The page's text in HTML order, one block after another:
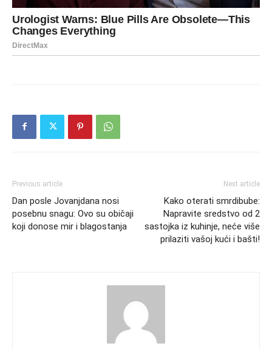
Previous article
Dan posle Jovanjdana nosi
posebnu snagu: Ovo su običaji
koji donose mir i blagostanja
Next article
Kako oterati smrdibube:
Napravite sredstvo od 2
sastojka iz kuhinje, neće više
prilaziti vašoj kući i bašti!